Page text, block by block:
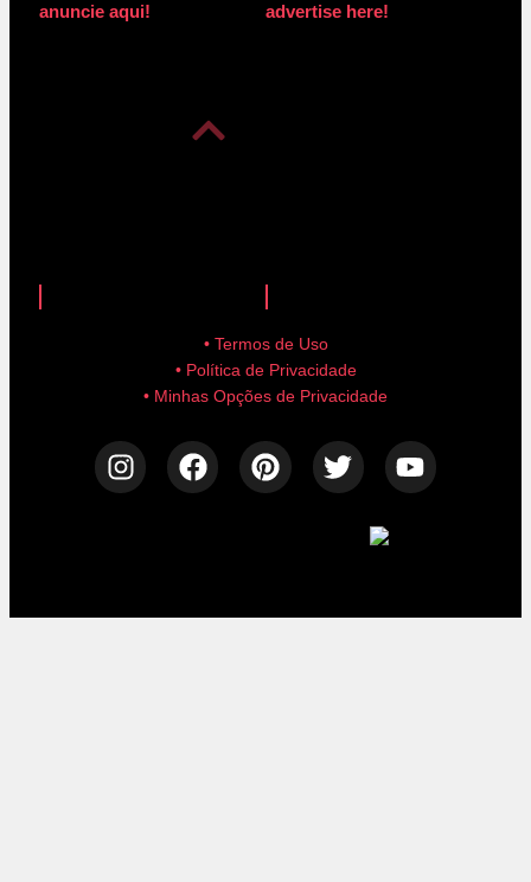
anuncie aqui! advertise here!
• Termos de Uso
• Política de Privacidade
• Minhas Opções de Privacidade